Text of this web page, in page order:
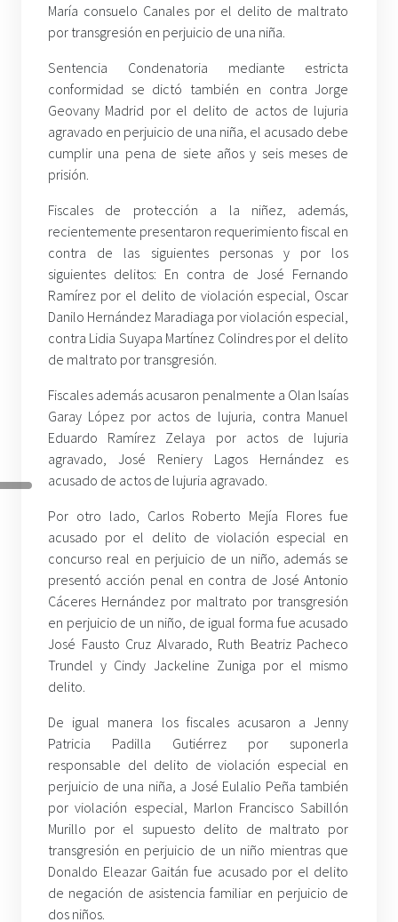
María consuelo Canales por el delito de maltrato
por transgresión en perjuicio de una niña.
Sentencia Condenatoria mediante estricta
conformidad se dictó también en contra Jorge
Geovany Madrid por el delito de actos de lujuria
agravado en perjuicio de una niña, el acusado debe
cumplir una pena de siete años y seis meses de
prisión.
Fiscales de protección a la niñez, además,
recientemente presentaron requerimiento fiscal en
contra de las siguientes personas y por los
siguientes delitos: En contra de José Fernando
Ramírez por el delito de violación especial, Oscar
Danilo Hernández Maradiaga por violación especial,
contra Lidia Suyapa Martínez Colindres por el delito
de maltrato por transgresión.
Fiscales además acusaron penalmente a Olan Isaías
Garay López por actos de lujuria, contra Manuel
Eduardo Ramírez Zelaya por actos de lujuria
agravado, José Reniery Lagos Hernández es
acusado de actos de lujuria agravado.
Por otro lado, Carlos Roberto Mejía Flores fue
acusado por el delito de violación especial en
concurso real en perjuicio de un niño, además se
presentó acción penal en contra de José Antonio
Cáceres Hernández por maltrato por transgresión
en perjuicio de un niño, de igual forma fue acusado
José Fausto Cruz Alvarado, Ruth Beatriz Pacheco
Trundel y Cindy Jackeline Zuniga por el mismo
delito.
De igual manera los fiscales acusaron a Jenny
Patricia Padilla Gutiérrez por suponerla
responsable del delito de violación especial en
perjuicio de una niña, a José Eulalio Peña también
por violación especial, Marlon Francisco Sabillón
Murillo por el supuesto delito de maltrato por
transgresión en perjuicio de un niño mientras que
Donaldo Eleazar Gaitán fue acusado por el delito
de negación de asistencia familiar en perjuicio de
dos niños.